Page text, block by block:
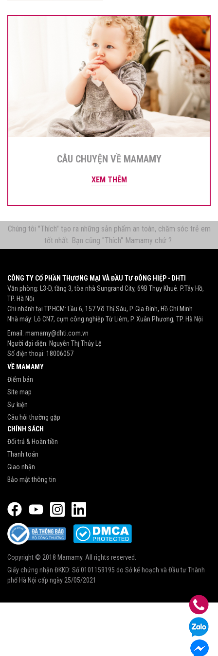
CÂU CHUYỆN VỀ MAMAMY
XEM THÊM
Chúng tôi "Thích" tạo ra những sản phẩm an toàn, chăm sóc trẻ em
tốt nhất. Bạn cũng "Thích" Mamamy chứ ?
CÔNG TY CỔ PHẦN THƯƠNG MẠI VÀ ĐẦU TƯ ĐÔNG HIỆP - DHTI
Văn phòng: L3-D, tầng 3, tòa nhà Sungrand City, 69B Thụy Khuê. P.Tây Hồ,
TP. Hà Nội
Chi nhánh tại TP.HCM: Lầu 6, 157 Võ Thị Sáu, P. Gia Định, Hồ Chí Minh
Nhà máy: Lô CN7, cụm công nghiệp Từ Liêm, P. Xuân Phương, TP. Hà Nội
Email: mamamy@dhti.com.vn
Người đại diện: Nguyễn Thị Thủy Lệ
Số điện thoại: 18006057
VỀ MAMAMY
Điểm bán
Site map
Sự kiện
Câu hỏi thường gặp
CHÍNH SÁCH
Đổi trả & Hoàn tiền
Thanh toán
Giao nhận
Bảo mật thông tin
Copyright © 2018 Mamamy. All rights reserved.
Giấy chứng nhận ĐKKD: Số 0101159195 do Sở kế hoạch và Đầu tư Thành
phố Hà Nội cấp ngày 25/05/2021